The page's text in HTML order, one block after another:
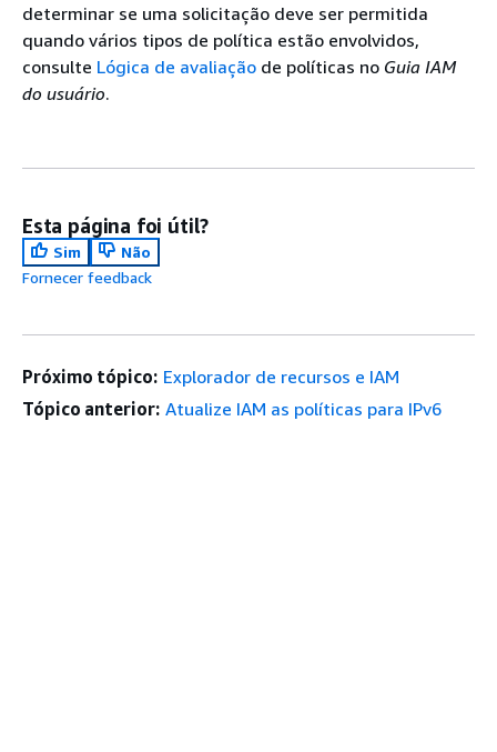
determinar se uma solicitação deve ser permitida
quando vários tipos de política estão envolvidos,
consulte Lógica de avaliação de políticas no Guia IAM
do usuário.
Esta página foi útil?
Sim
Não
Fornecer feedback
Próximo tópico: Explorador de recursos e IAM
Tópico anterior: Atualize IAM as políticas para IPv6